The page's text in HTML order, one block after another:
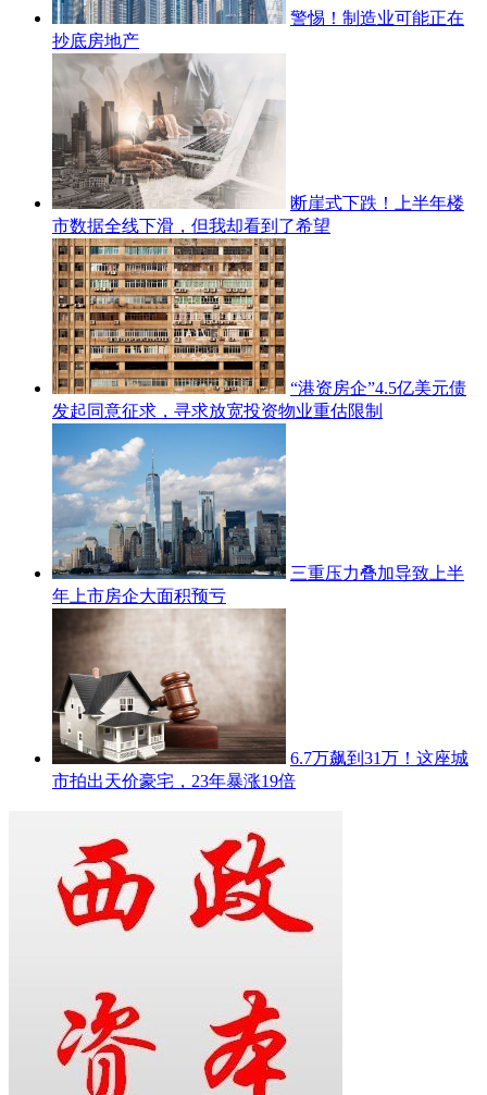
警惕！制造业可能正在
抄底房地产
断崖式下跌！上半年楼
市数据全线下滑，但我却看到了希望
“港资房企”4.5亿美元债
发起同意征求，寻求放宽投资物业重估限制
三重压力叠加导致上半
年上市房企大面积预亏
6.7万飙到31万！这座城
市拍出天价豪宅，23年暴涨19倍